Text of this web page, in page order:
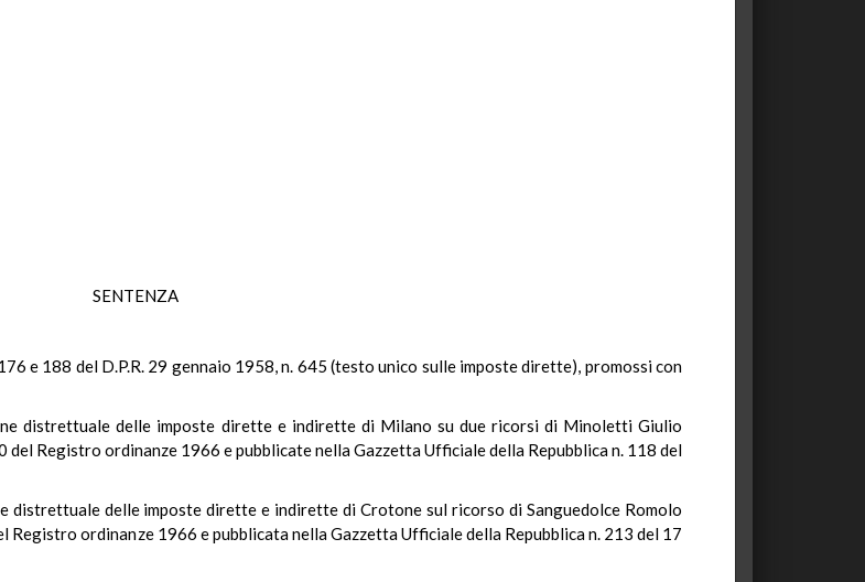
SENTENZA
e 188 del D.P.R. 29 gennaio 1958, n. 645 (testo unico sulle imposte dirette), promossi con
distrettuale delle imposte dirette e indirette di Milano su due ricorsi di Minoletti Giulio
Registro ordinanze 1966 e pubblicate nella Gazzetta Ufficiale della Repubblica n. 118 del
distrettuale delle imposte dirette e indirette di Crotone sul ricorso di Sanguedolce Romolo
ordinanze 1966 e pubblicata nella Gazzetta Ufficiale della Repubblica n. 213 del 17